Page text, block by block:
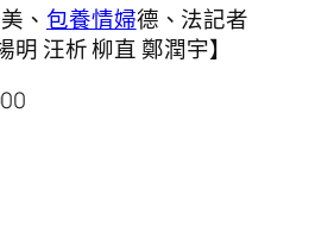
、 包養情婦德、法記者
汪析 柳直 鄭潤宇】